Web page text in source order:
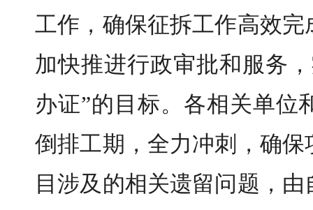
工作，确保征拆工作高效
加快推进行政审批和服务
办证”的目标。各相关单位
倒排工期，全力冲刺，确
目涉及的相关遗留问题，